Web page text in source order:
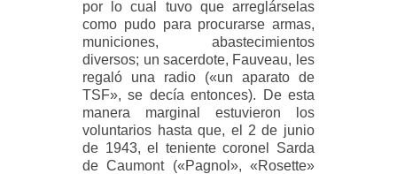
por lo cual tuvo que arreglárselas
como pudo para procurarse armas,
municiones, abastecimientos
diversos; un sacerdote, Fauveau, les
regaló una radio («un aparato de
TSF», se decía entonces). De esta
manera marginal estuvieron los
voluntarios hasta que, el 2 de junio
de 1943, el teniente coronel Sarda
de Caumont («Pagnol», «Rosette»